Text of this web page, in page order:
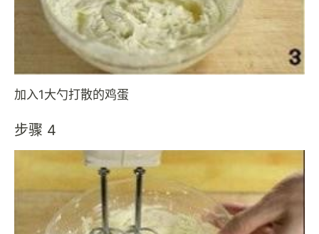
加入1大勺打散的鸡蛋
步骤 4